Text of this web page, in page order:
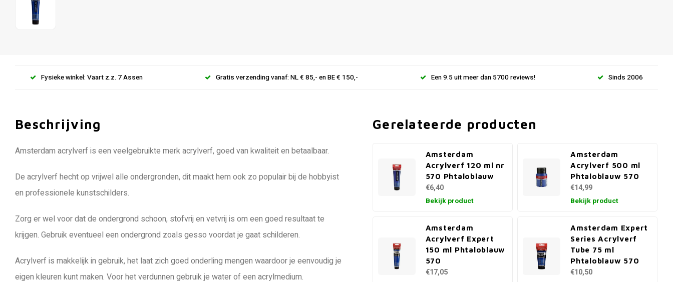
Fysieke winkel: Vaart z.z. 7 Assen Gratis verzending vanaf: NL € 85,- en BE € 150,- Een 9.5 uit meer dan 5700 reviews! Sinds 2006
Beschrijving
Amsterdam acrylverf is een veelgebruikte merk acrylverf, goed van kwaliteit en betaalbaar.
De acrylverf hecht op vrijwel alle ondergronden, dit maakt hem ook zo populair bij de hobbyist
en professionele kunstschilders.
Zorg er wel voor dat de ondergrond schoon, stofvrij en vetvrij is om een goed resultaat te
krijgen. Gebruik eventueel een ondergrond zoals gesso voordat je gaat schilderen.
Acrylverf is makkelijk in gebruik, het laat zich goed onderling mengen waardoor je eenvoudig je
eigen kleuren kunt maken. Voor het verdunnen gebruik je water of een acrylmedium.
Gerelateerde producten
Amsterdam
Acrylverf 120 ml nr
570 Phtaloblauw
€6,40
Bekijk product
Amsterdam
Acrylverf 500 ml
Phtaloblauw 570
€14,99
Bekijk product
Amsterdam
Acrylverf Expert
150 ml Phtaloblauw
570
€17,05
Amsterdam Expert
Series Acrylverf
Tube 75 ml
Phtaloblauw 570
€10,50